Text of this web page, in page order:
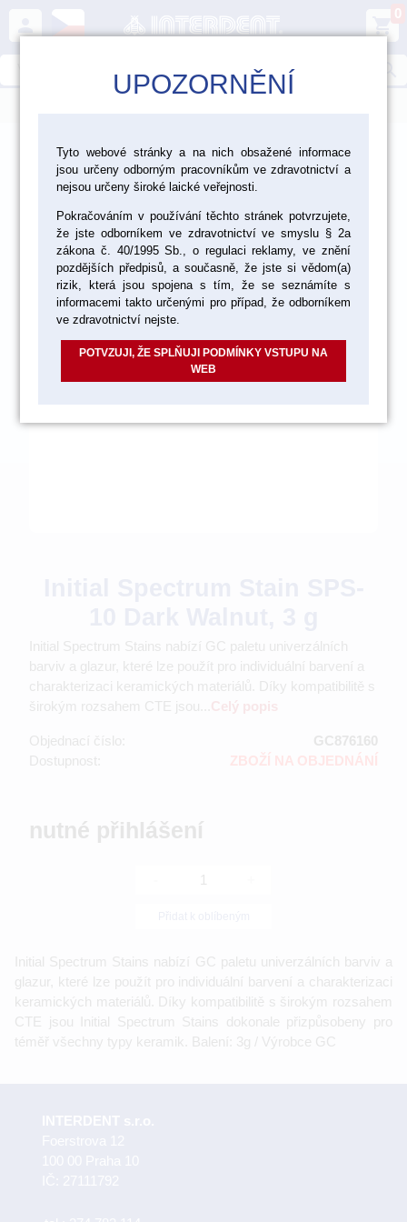
person shopping_cart
0
> Laboratoř > Materiály pro fazetování a inleje >
Keramika GC > GC Initial IQ > Tekutiny a ostatní materiály
Initial Spectrum Stains nabízí GC paletu univerzálních
barviv a glazur, které lze použít pro individuální barvení a
charakterizaci keramických materiálů. Díky kompatibilitě s
širokým rozsahem CTE jsou...
Objednací číslo:
GC876160
Dostupnost:
ZBOŽÍ NA OBJEDNÁNÍ
nutné přihlášení
Initial Spectrum Stains nabízí GC paletu univerzálních barviv a
glazur, které lze použít pro individuální barvení a charakterizaci
keramických materiálů. Díky kompatibilitě s širokým rozsahem
CTE jsou Initial Spectrum Stains dokonale přizpůsobeny pro
téměř všechny typy keramik. Balení: 3g / Výrobce GC
UPOZORNĚNÍ
Tyto webové stránky a na nich obsažené informace
jsou určeny odborným pracovníkům ve zdravotnictví a
nejsou určeny široké laické veřejnosti.
Pokračováním v používání těchto stránek potvrzujete,
že jste odborníkem ve zdravotnictví ve smyslu § 2a
zákona č. 40/1995 Sb., o regulaci reklamy, ve znění
pozdějších předpisů, a současně, že jste si vědom(a)
rizik, která jsou spojena s tím, že se seznámíte s
informacemi takto určenými pro případ, že odborníkem
ve zdravotnictví nejste.
POTVZUJI, ŽE SPLŇUJI PODMÍNKY VSTUPU NA
WEB